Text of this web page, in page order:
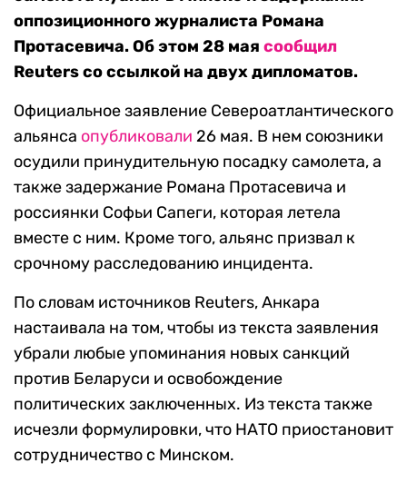
оппозиционного журналиста Романа
Протасевича. Об этом 28 мая сообщил
Reuters со ссылкой на двух дипломатов.
Официальное заявление Североатлантического
альянса опубликовали 26 мая. В нем союзники
осудили принудительную посадку самолета, а
также задержание Романа Протасевича и
россиянки Софьи Сапеги, которая летела
вместе с ним. Кроме того, альянс призвал к
срочному расследованию инцидента.
По словам источников Reuters, Анкара
настаивала на том, чтобы из текста заявления
убрали любые упоминания новых санкций
против Беларуси и освобождение
политических заключенных. Из текста также
исчезли формулировки, что НАТО приостановит
сотрудничество с Минском.